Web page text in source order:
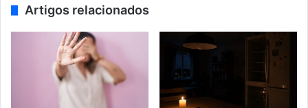
Artigos relacionados